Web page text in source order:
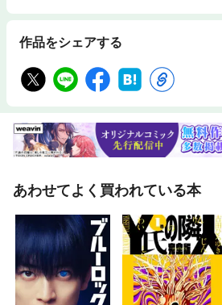
作品をシェアする
あわせてよく買われている本